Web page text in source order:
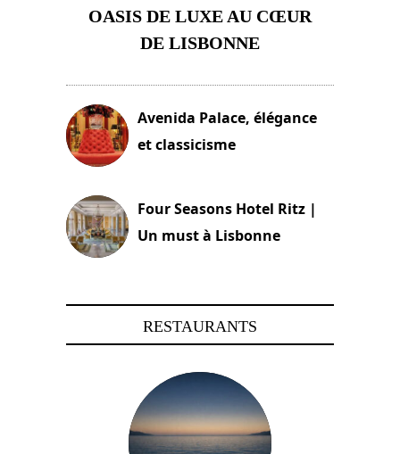
OASIS DE LUXE AU CŒUR
DE LISBONNE
Avenida Palace, élégance
et classicisme
Four Seasons Hotel Ritz |
Un must à Lisbonne
RESTAURANTS